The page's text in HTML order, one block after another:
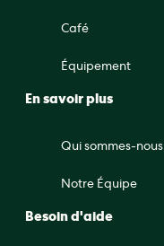
Café
Équipement
En savoir plus
Qui sommes-nous
Notre Équipe
Besoin d'aide